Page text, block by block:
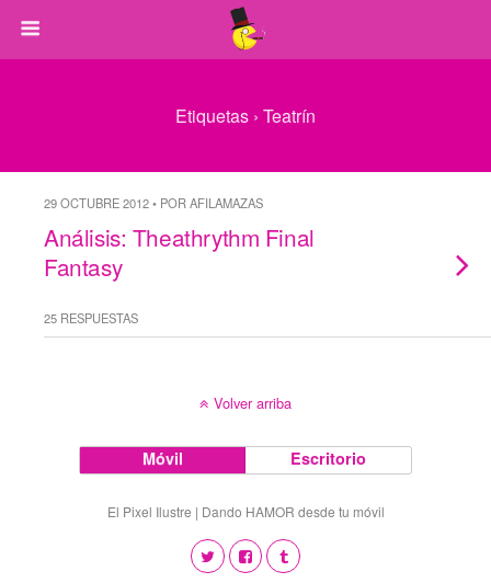
Etiquetas › Teatrín
29 OCTUBRE 2012 • POR AFILAMAZAS
Análisis: Theathrythm Final
Fantasy
25 RESPUESTAS
Volver arriba
Móvil Escritorio
El Pixel Ilustre | Dando HAMOR desde tu móvil